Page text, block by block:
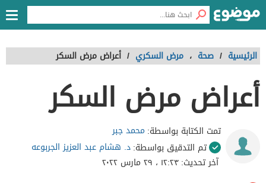
الرئيسية / صحة ، مرض السكري / أعراض مرض السكر
أعراض مرض السكر
تمت الكتابة بواسطة: محمد جبر
تم التدقيق بواسطة:د. هشام عبد العزيز الجربوعه
آخر تحديث:١٢:٢٣ ، ٢٩ مارس ٢٠٢٢